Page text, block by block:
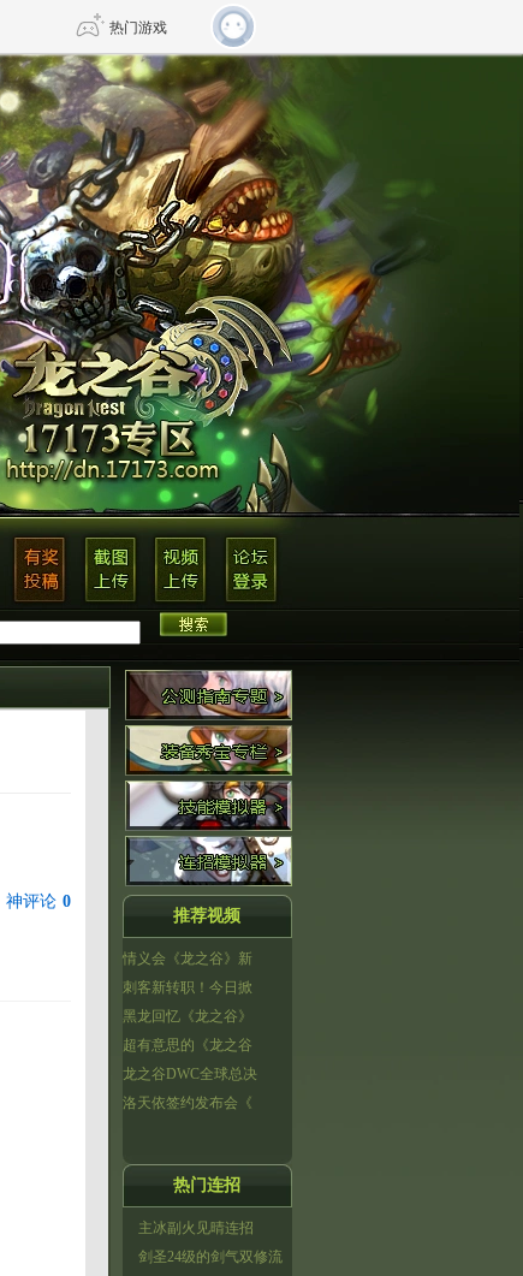
热门游戏
DNF 传奇4
剑网3旗舰版 新天龙八部
诛仙世界 新仙侠5
神评论 0
推荐视频
情义会《龙之谷》新
刺客新转职！今日掀
黑龙回忆《龙之谷》
超有意思的《龙之谷
龙之谷DWC全球总决
洛天依签约发布会《
热门连招
主冰副火见晴连招
剑圣24级的剑气双修流